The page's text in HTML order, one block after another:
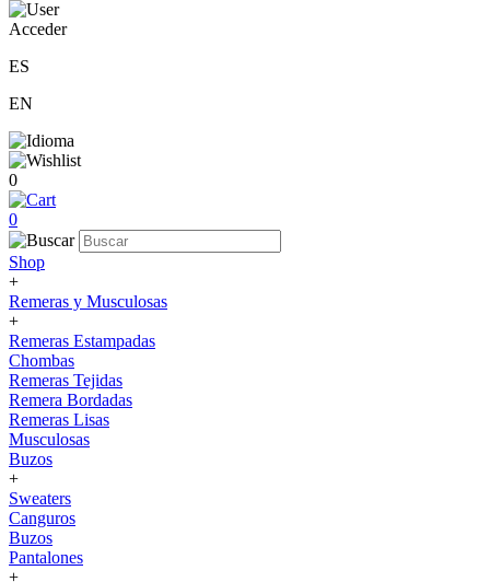
Acceder
ES
EN
0
0
Shop
+
Remeras y Musculosas
+
Remeras Estampadas
Chombas
Remeras Tejidas
Remera Bordadas
Remeras Lisas
Musculosas
Buzos
+
Sweaters
Canguros
Buzos
Pantalones
+